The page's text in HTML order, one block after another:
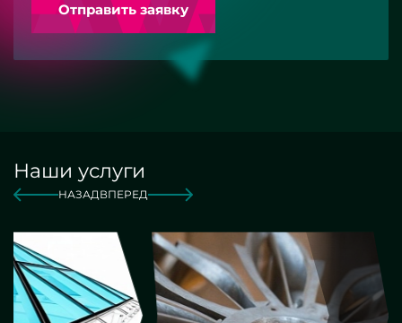
Отправить заявку
Наши услуги
НАЗАДВПЕРЕД